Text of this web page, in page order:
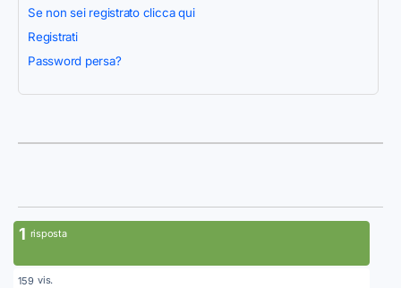
Se non sei registrato clicca qui
Registrati
Password persa?
1 risposta
159 vis.